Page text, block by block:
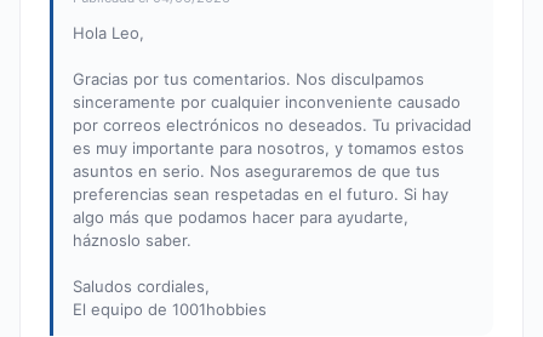
Hola Leo,
Gracias por tus comentarios. Nos disculpamos
sinceramente por cualquier inconveniente causado
por correos electrónicos no deseados. Tu privacidad
es muy importante para nosotros, y tomamos estos
asuntos en serio. Nos aseguraremos de que tus
preferencias sean respetadas en el futuro. Si hay
algo más que podamos hacer para ayudarte,
háznoslo saber.
Saludos cordiales,
El equipo de 1001hobbies